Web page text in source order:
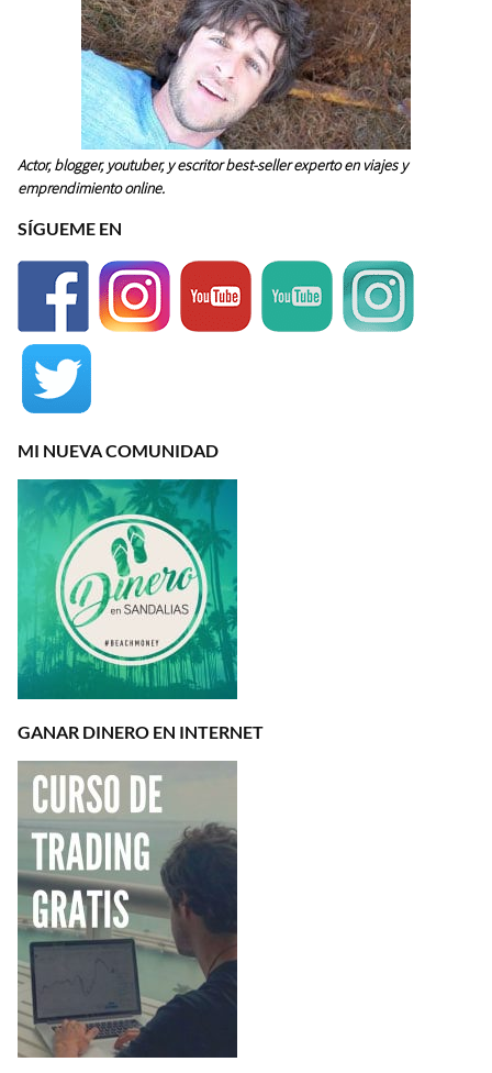
Actor, blogger, youtuber, y escritor best-seller experto en viajes y
emprendimiento online.
SÍGUEME EN
MI NUEVA COMUNIDAD
GANAR DINERO EN INTERNET